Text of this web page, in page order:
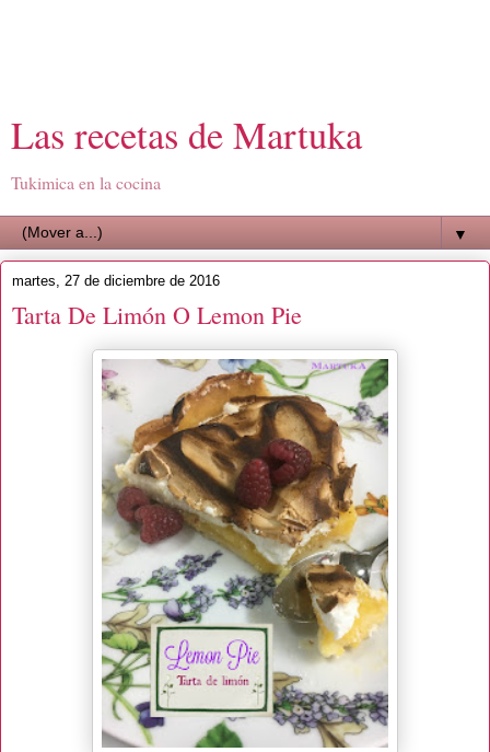
Las recetas de Martuka
Tukimica en la cocina
▼
martes, 27 de diciembre de 2016
Tarta De Limón O Lemon Pie